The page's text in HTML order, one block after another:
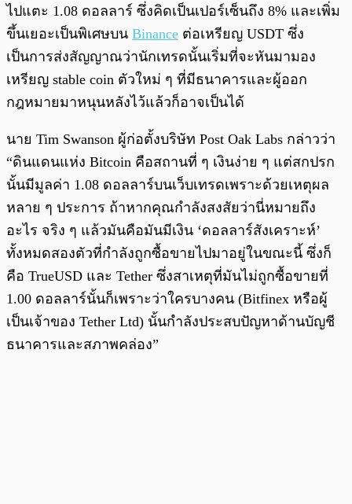
ไปแตะ 1.08 ดอลลาร์ ซึ่งคิดเป็นเปอร์เซ็นถึง 8% และเพิ่ม
ขึ้นเยอะเป็นพิเศษบน Binance ต่อเหรียญ USDT ซึ่ง
เป็นการส่งสัญญาณว่านักเทรดนั้นเริ่มที่จะหันมามอง
เหรียญ stable coin ตัวใหม่ ๆ ที่มีธนาคารและผู้ออก
กฎหมายมาหนุนหลังไว้แล้วก็อาจเป็นได้
นาย Tim Swanson ผู้ก่อตั้งบริษัท Post Oak Labs กล่าวว่า
“ดินแดนแห่ง Bitcoin คือสถานที่ ๆ เงินง่าย ๆ แต่สกปรก
นั้นมีมูลค่า 1.08 ดอลลาร์บนเว็บเทรดเพราะด้วยเหตุผล
หลาย ๆ ประการ ถ้าหากคุณกำลังสงสัยว่านี่หมายถึง
อะไร จริง ๆ แล้วมันคือมันมีเงิน ‘ดอลลาร์สังเคราะห์’
ทั้งหมดสองตัวที่กำลังถูกซื้อขายไปมาอยู่ในขณะนี้ ซึ่งก็
คือ TrueUSD และ Tether ซึ่งสาเหตุที่มันไม่ถูกซื้อขายที่
1.00 ดอลลาร์นั้นก็เพราะว่าใครบางคน (Bitfinex หรือผู้
เป็นเจ้าของ Tether Ltd) นั้นกำลังประสบปัญหาด้านบัญชี
ธนาคารและสภาพคล่อง”